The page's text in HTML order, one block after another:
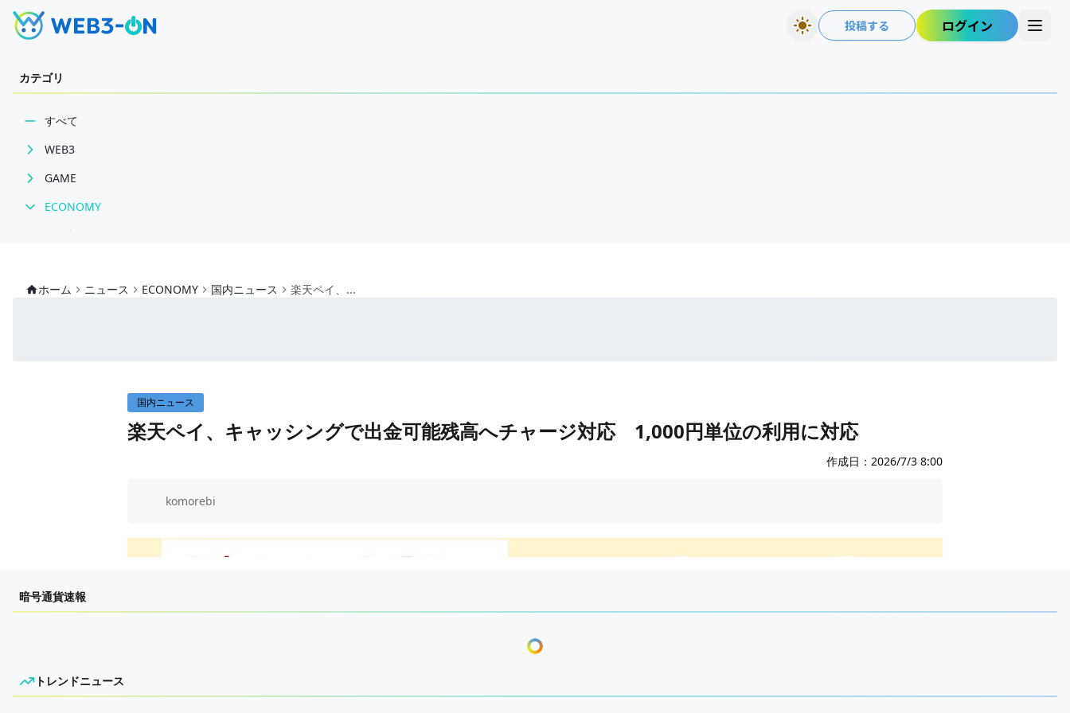
投稿する ログイン
カテゴリ
すべて
WEB3
BCGニュース
WEB3業界動向
NFT
レビュー・分析
GAME
ゲームニュース
レビュー
インタビュー/GAME
ECONOMY
国内ニュース
トレンドニュース
ホーム ニュース ECONOMY 国内ニュース 楽天ペイ、...
国内ニュース
楽天ペイ、キャッシングで出金可能残高へチャージ対応 1,000円単位の利用に対応
作成日： 2026/7/3 8:00
komorebi
暗号通貨速報
トレンドニュース